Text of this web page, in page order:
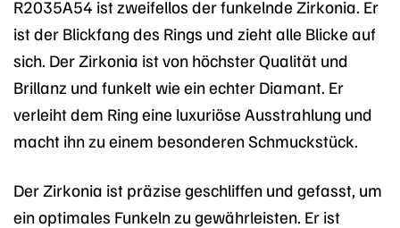
R2035A54 ist zweifellos der funkelnde Zirkonia. Er
ist der Blickfang des Rings und zieht alle Blicke auf
sich. Der Zirkonia ist von höchster Qualität und
Brillanz und funkelt wie ein echter Diamant. Er
verleiht dem Ring eine luxuriöse Ausstrahlung und
macht ihn zu einem besonderen Schmuckstück.
Der Zirkonia ist präzise geschliffen und gefasst, um
ein optimales Funkeln zu gewährleisten. Er ist